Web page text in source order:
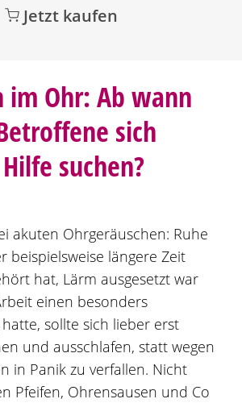
Jetzt kaufen
im Ohr: Ab wann
sich
suchen?
akuten Ohrgeräuschen: Ruhe
beispielsweise längere Zeit
hat, Lärm ausgesetzt war
einen besonders
hatte, sollte sich lieber erst
und ausschlafen, statt wegen
in Panik zu verfallen. Nicht
Pfeifen, Ohrensausen und Co